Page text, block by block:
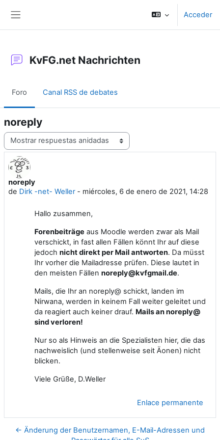
Acceder
KvFG.net Nachrichten
Foro Canal RSS de debates
noreply
Mostrar modo
noreply
de Dirk -net- Weller- miércoles, 6 de enero de 2021, 14:28
Número de respuestas: 0
Hallo zusammen,
Forenbeiträge aus Moodle werden zwar als Mail
verschickt, in fast allen Fällen könnt Ihr auf diese
jedoch nicht direkt per Mail antworten. Da müsst
Ihr vorher die Mailadresse prüfen. Diese lautet in
den meisten Fällen noreply@kvfgmail.de.
Mails, die Ihr an noreply@ schickt, landen im
Nirwana, werden in keinem Fall weiter geleitet und
da reagiert auch keiner drauf. Mails an noreply@
sind verloren!
Nur so als Hinweis an die Spezialisten hier, die das
nachweislich (und stellenweise seit Äonen) nicht
blicken.
Viele Grüße, D.Weller
Enlace permanente
← Änderung der Benutzernamen, E-Mail-Adressen und